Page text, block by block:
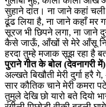
सुहाने दांत। ना जाने कहां
ढूंढ लिया है, ना जाने कहाँ मर
सूरज भी छिपने लगा, ना जाने
कैसे जाऊँ, आँखों से मेरे आँसू
हरदा तुम्हे मजाक सूझ रहा है
पुराने गीत के बोल (देवनागरी में)
अल्खते बिखौती मेरी दुर्गा हरै
सार कौतिक चाने मेरी कमरा
तुमुले देखि छो यारो बते दियो